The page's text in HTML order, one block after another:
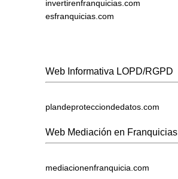
invertirenfranquicias.com
esfranquicias.com
Web Informativa LOPD/RGPD
plandeprotecciondedatos.com
Web Mediación en Franquicias
mediacionenfranquicia.com